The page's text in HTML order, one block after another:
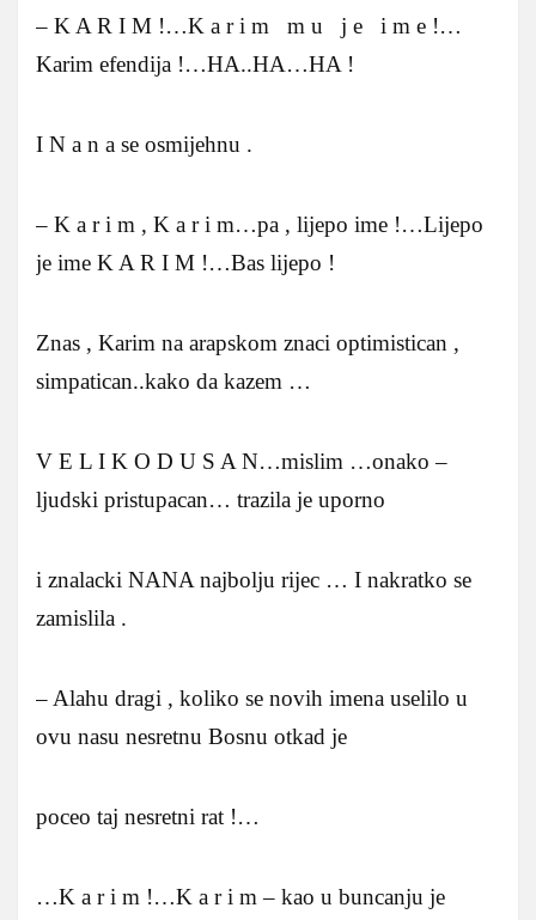
– K A R I M !…K a r i m m u j e i m e !…
Karim efendija !…HA..HA…HA !
I N a n a se osmijehnu .
– K a r i m , K a r i m…pa , lijepo ime !…Lijepo
je ime K A R I M !…Bas lijepo !
Znas , Karim na arapskom znaci optimistican ,
simpatican..kako da kazem …
V E L I K O D U S A N…mislim …onako –
ljudski pristupacan… trazila je uporno
i znalacki NANA najbolju rijec … I nakratko se
zamislila .
– Alahu dragi , koliko se novih imena uselilo u
ovu nasu nesretnu Bosnu otkad je
poceo taj nesretni rat !…
…K a r i m !…K a r i m – kao u buncanju je